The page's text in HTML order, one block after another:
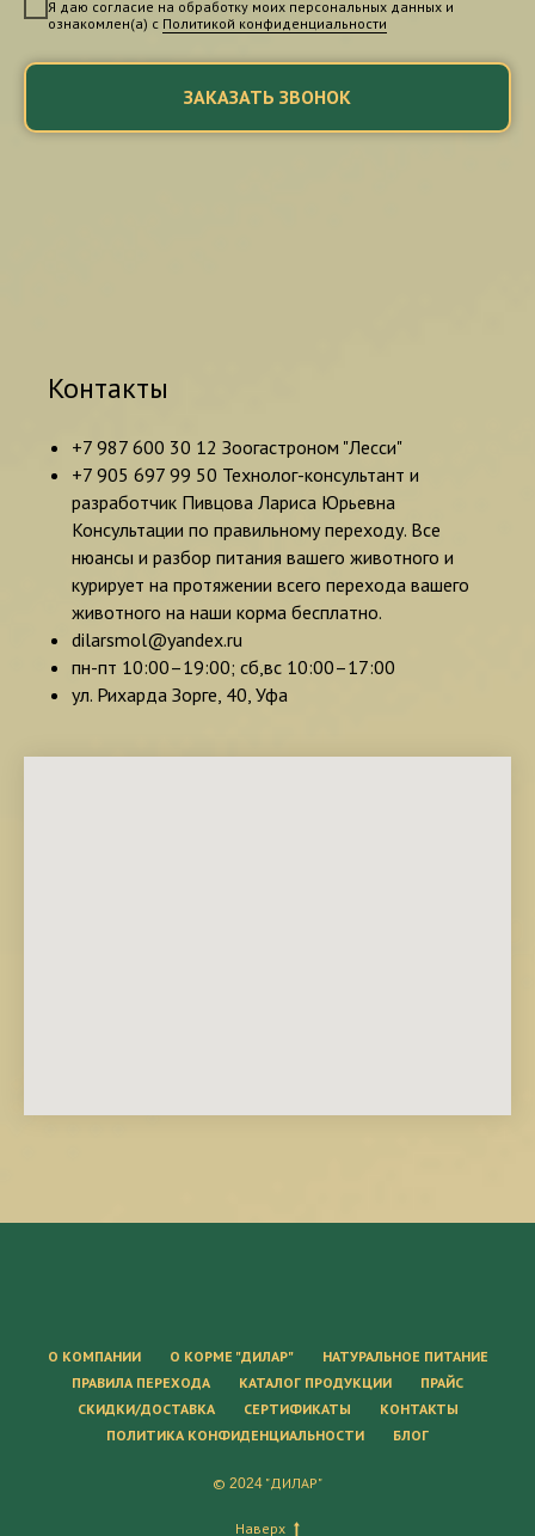
Я даю согласие на обработку моих персональных данных и
ознакомлен(а) с Политикой конфиденциальности
ЗАКАЗАТЬ ЗВОНОК
Контакты
+7 987 600 30 12 Зоогастроном "Лесси"
+7 905 697 99 50 Технолог-консультант и
разработчик Пивцова Лариса Юрьевна
Консультации по правильному переходу. Все
нюансы и разбор питания вашего животного и
курирует на протяжении всего перехода вашего
животного на наши корма бесплатно.
dilarsmol@yandex.ru
пн-пт 10:00–19:00; сб,вс 10:00–17:00
ул. Рихарда Зорге, 40, Уфа
О КОМПАНИИ О КОРМЕ "ДИЛАР"
НАТУРАЛЬНОЕ ПИТАНИЕ
ПРАВИЛА ПЕРЕХОДА
КАТАЛОГ ПРОДУКЦИИ
ПРАЙС
СКИДКИ/ДОСТАВКА
СЕРТИФИКАТЫ
КОНТАКТЫ
ПОЛИТИКА КОНФИДЕНЦИАЛЬНОСТИ
БЛОГ
© 2024 "ДИЛАР"
Наверх